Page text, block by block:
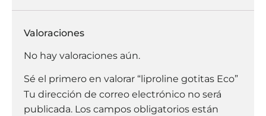
Valoraciones
No hay valoraciones aún.
Sé el primero en valorar “liproline gotitas Eco”
Tu dirección de correo electrónico no será
publicada. Los campos obligatorios están